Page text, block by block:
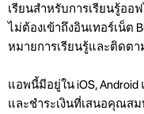
เรียนสำหรับการเรียนรู้อ
ไม่ต้องเข้าถึงอินเทอร์เน็ต
หมายการเรียนรู้และติดต
แอพนี้มีอยู่ใน iOS,
และชำระเงินที่เสนอคุณส